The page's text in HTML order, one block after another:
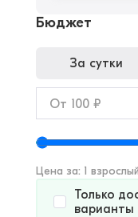
Бюджет
За сутки
Цена за: 1
Только
варианты